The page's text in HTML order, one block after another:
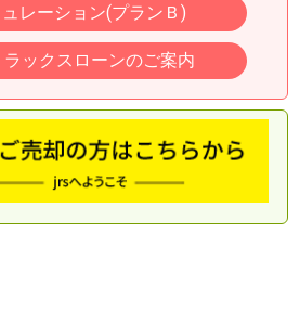
レーション(プランＢ)
ックスローンのご案内